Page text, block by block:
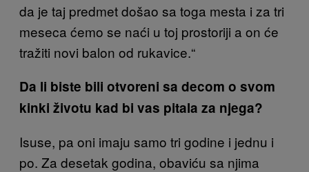
da je taj predmet došao sa toga mesta i za tri
meseca ćemo se naći u toj prostoriji a on će
tražiti novi balon od rukavice.“
Da li biste bili otvoreni sa decom o svom
kinki životu kad bi vas pitala za njega?
Isuse, pa oni imaju samo tri godine i jednu i
po. Za desetak godina, obaviću sa njima